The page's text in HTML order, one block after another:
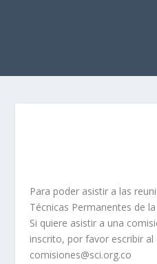
Para poder asistir a las
Técnicas Permanentes de
Si quiere asistir a una
inscrito, por favor escribir al
comisiones@sci.org.co